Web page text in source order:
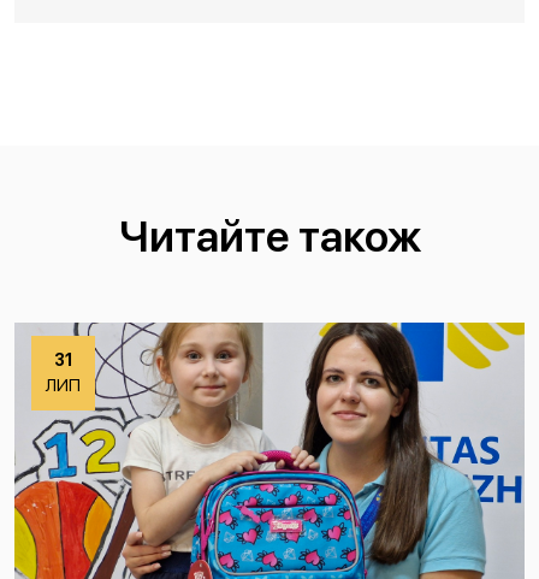
Читайте також
31
ЛИП